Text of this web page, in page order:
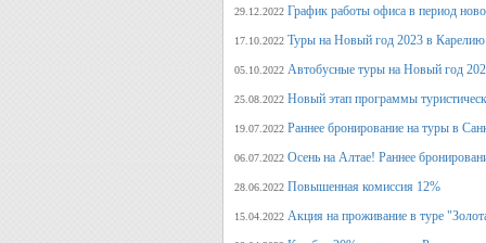
29.12.2022 График работы офиса в период
17.10.2022 Туры на Новый год 2023 в Карелию
05.10.2022 Автобусные туры на Новый год
25.08.2022 Новый этап программы
19.07.2022 Раннее бронирование на туры в
06.07.2022 Осень на Алтае! Раннее
28.06.2022 Повышенная комиссия 12%
15.04.2022 Акция на проживание в туре